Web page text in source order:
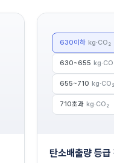
630이하 kg·CO₂
630~655
655~710 kg·CO₂
710초과 kg·CO₂
탄소배출량 등급